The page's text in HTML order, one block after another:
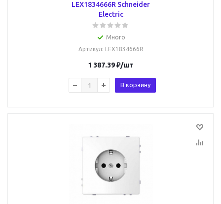
LEX1834666R Schneider
Electric
Много
Артикул: LEX1834666R
1 387.39₽/шт
В корзину